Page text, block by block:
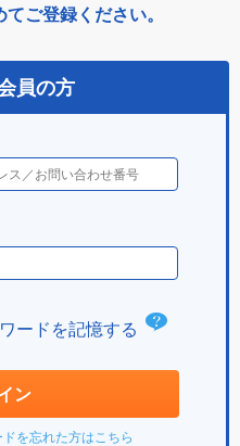
ご登録ください。
員の方
ードを記憶する
ク
ン
を忘れた方はこちら